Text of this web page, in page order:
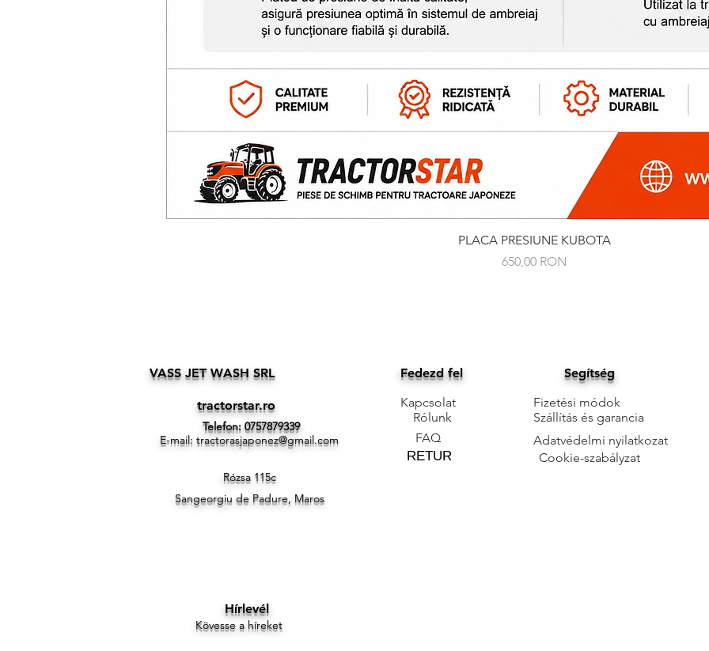
Gyorsnézet
PLACA PRESIUNE KUBOTA
Ár
650,00 RON
VASS JET WASH SRL
tractorstar.ro
Telefon: 0757879339
E-mail: tractorasjaponez@gmail.com
Fedezd fel
Segítség
Kapcsolat
Rólunk
Fizetési módok
Szállítás és garancia
FAQ
Adatvédelmi nyilatkozat
Cookie-szabályzat
RETUR
Rózsa 115c
Sangeorgiu de Padure, Maros
Hírlevél
Kövesse a híreket